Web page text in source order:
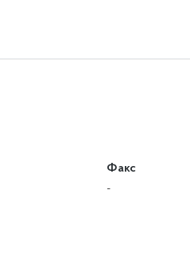
Факс
-